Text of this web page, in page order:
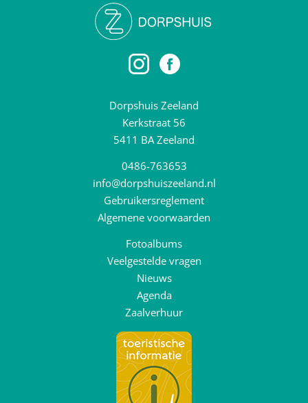
Dorpshuis Zeeland
Kerkstraat 56
5411 BA Zeeland
0486-763653
info@dorpshuiszeeland.nl
Gebruikersreglement
Algemene voorwaarden
Fotoalbums
Veelgestelde vragen
Nieuws
Agenda
Zaalverhuur